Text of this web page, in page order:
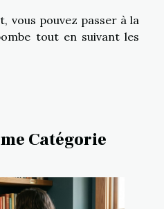
vous pouvez passer à la
tout en suivant les
Catégorie